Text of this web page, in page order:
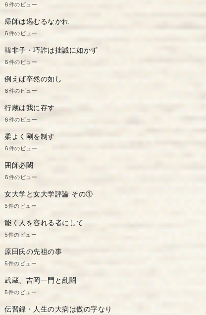
6件のビュー
帰師は遏むるなかれ
6件のビュー
韓非子・巧詐は拙誠に如かず
6件のビュー
例えば卒然の如し
6件のビュー
行蔵は我に存す
6件のビュー
柔よく剛を制す
6件のビュー
囲師必闕
6件のビュー
女大学と女大学評論 その①
5件のビュー
能く人を容れる者にして
5件のビュー
原田氏の先祖の事
5件のビュー
武蔵、吉岡一門と乱闘
5件のビュー
伝習録・人生の大病は傲の字なり